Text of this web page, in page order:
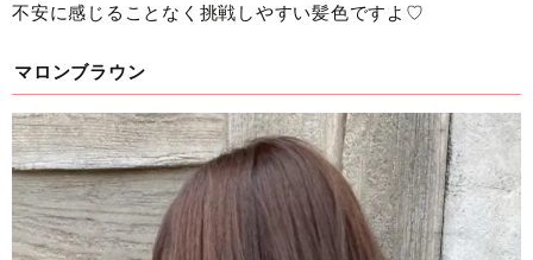
不安に感じることなく挑戦しやすい髪色ですよ♡
マロンブラウン